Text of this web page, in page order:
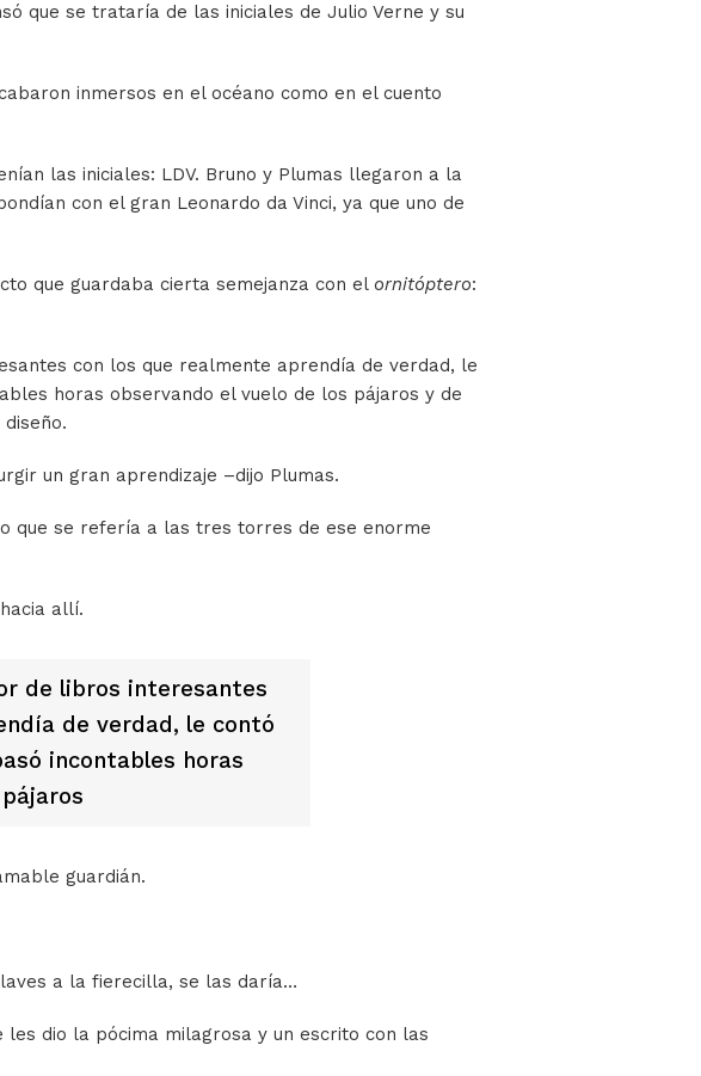
que se trataría de las iniciales de Julio Verne y su
inmersos en el océano como en el cuento
las iniciales: LDV. Bruno y Plumas llegaron a la
con el gran Leonardo da Vinci, ya que uno de
que guardaba cierta semejanza con el ornitóptero:
con los que realmente aprendía de verdad, le
horas observando el vuelo de los pájaros y de
un gran aprendizaje –dijo Plumas.
que se refería a las tres torres de ese enorme
allí.
de libros interesantes
de verdad, le contó
incontables horas
guardián.
a la fierecilla, se las daría…
dio la pócima milagrosa y un escrito con las